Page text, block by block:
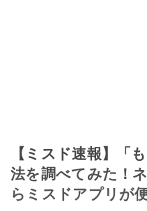
【ミスド速報】「
法を調べてみた！
らミスドアプリが